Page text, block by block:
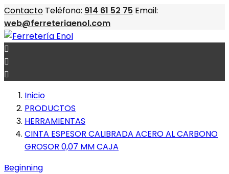
Contacto Teléfono: 914 61 52 75 Email:
web@ferreteriaenol.com



Inicio
PRODUCTOS
HERRAMIENTAS
CINTA ESPESOR CALIBRADA ACERO AL CARBONO
GROSOR 0,07 MM CAJA
Beginning